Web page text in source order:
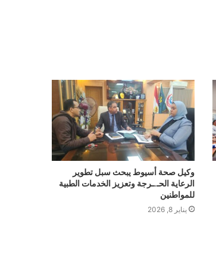
وكيل صحة أسيوط يبحث سبل تطوير
الرعاية الحـ.ـرجة وتعزيز الخدمات الطبية
للمواطنين
يناير 8, 2026